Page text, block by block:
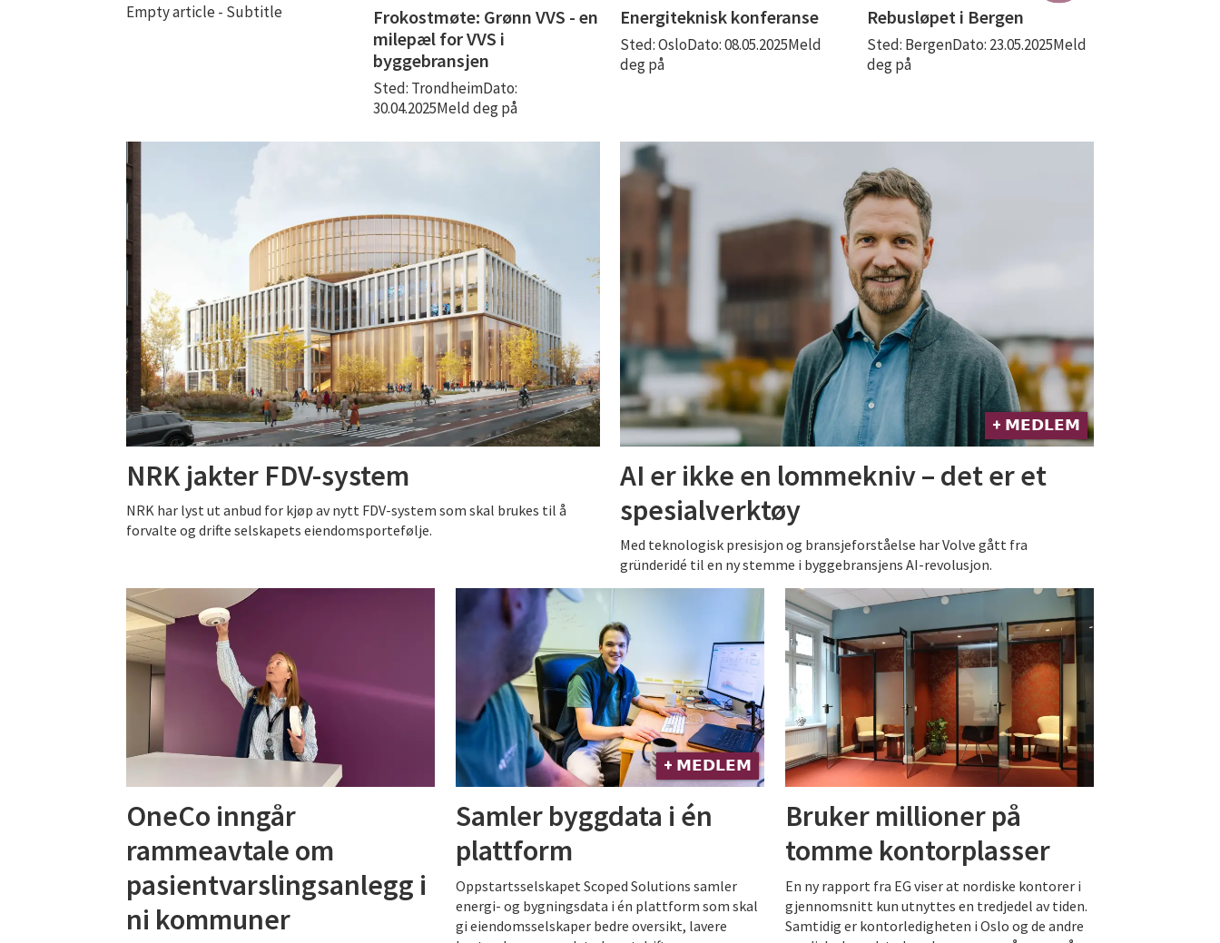
Empty article - Subtitle
Frokostmøte: Grønn VVS - en
milepæl for VVS i
byggebransjen
Sted: TrondheimDato:
30.04.2025Meld deg på
Energiteknisk konferanse
Sted: OsloDato: 08.05.2025Meld
deg på
Rebusløpet i Bergen
Sted: BergenDato: 23.05.2025Meld
deg på
NRK jakter FDV-system
NRK har lyst ut anbud for kjøp av nytt FDV-system som skal brukes til å
forvalte og drifte selskapets eiendomsportefølje.
+ 𝗠𝗘𝗗𝗟𝗘𝗠
AI er ikke en lommekniv – det er et
spesialverktøy
Med teknologisk presisjon og bransjeforståelse har Volve gått fra
gründeridé til en ny stemme i byggebransjens AI-revolusjon.
OneCo inngår
rammeavtale om
pasientvarslingsanlegg i
ni kommuner
+ 𝗠𝗘𝗗𝗟𝗘𝗠
Samler byggdata i én
plattform
Oppstartsselskapet Scoped Solutions samler
energi- og bygningsdata i én plattform som skal
gi eiendomsselskaper bedre oversikt, lavere
Bruker millioner på
tomme kontorplasser
En ny rapport fra EG viser at nordiske kontorer i
gjennomsnitt kun utnyttes en tredjedel av tiden.
Samtidig er kontorledigheten i Oslo og de andre